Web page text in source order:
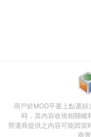
用戶於MOD平臺上點選
時，其內容收視相關權
營運商提供之內容可能因當
商